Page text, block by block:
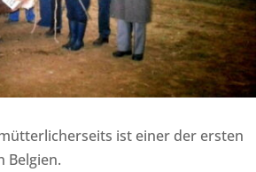
ist einer der ersten
Belgien.